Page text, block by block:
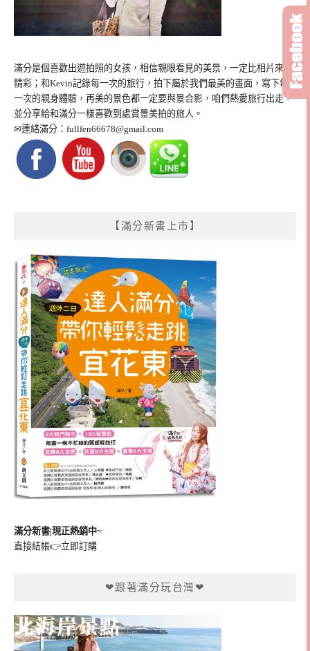
滿分是個喜歡出遊拍照的女孩，相信親眼看見的美景，一定比相片來得
精彩；和Kevin記錄每一次的旅行，拍下屬於我們最美的畫面，寫下每
一次的親身體驗，再美的景色都一定要與景合影，咱們熱愛旅行出走，
並分享給和滿分一樣喜歡到處賞景美拍的旅人。
✉連絡滿分： fullfen66678@gmail.com
【滿分新書上市】
滿分新書|現正熱銷中~
直接結帳👉立即訂購
❤跟著滿分玩台灣❤